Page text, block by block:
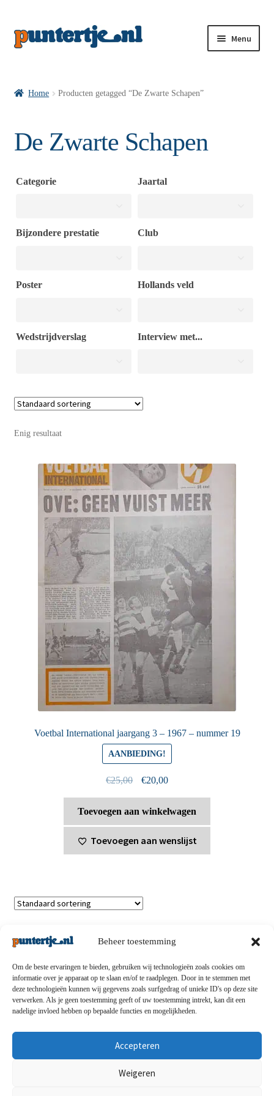
Beheer toestemming
Om de beste ervaringen te bieden, gebruiken wij technologieën zoals cookies om
informatie over je apparaat op te slaan en/of te raadplegen. Door in te stemmen met
deze technologieën kunnen wij gegevens zoals surfgedrag of unieke ID's op deze site
verwerken. Als je geen toestemming geeft of uw toestemming intrekt, kan dit een
nadelige invloed hebben op bepaalde functies en mogelijkheden.
Accepteren
Weigeren
Menu
Home Producten getagged “De Zwarte Schapen”
De Zwarte Schapen
Categorie Jaartal
Bijzondere prestatie Club
Poster Hollands veld
Wedstrijdverslag Interview met...
Enig resultaat
Voetbal International jaargang 3 – 1967 – nummer 19
AANBIEDING!
€25,00
Oorspronkelijke
was:
€25,00.
€20,00Huidige
is:
€20,00.
Toevoegen aan winkelwagen
Toevoegen aan wenslijst
Privacybeleid-Verzending en retouren-Algemene
voorwaarden-Disclaimert-Betaalmethoden-Over ons